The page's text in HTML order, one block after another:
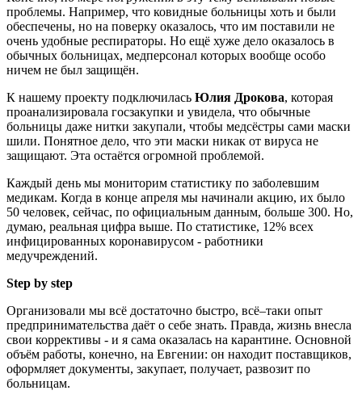
проблемы. Например, что ковидные больницы хоть и были
обеспечены, но на поверку оказалось, что им поставили не
очень удобные респираторы. Но ещё хуже дело оказалось в
обычных больницах, медперсонал которых вообще особо
ничем не был защищён.
К нашему проекту подключилась Юлия Дрокова, которая
проанализировала госзакупки и увидела, что обычные
больницы даже нитки закупали, чтобы медсёстры сами маски
шили. Понятное дело, что эти маски никак от вируса не
защищают. Эта остаётся огромной проблемой.
Каждый день мы мониторим статистику по заболевшим
медикам. Когда в конце апреля мы начинали акцию, их было
50 человек, сейчас, по официальным данным, больше 300. Но,
думаю, реальная цифра выше. По статистике, 12% всех
инфицированных коронавирусом - работники
медучреждений.
Step by step
Организовали мы всё достаточно быстро, всё–таки опыт
предпринимательства даёт о себе знать. Правда, жизнь внесла
свои коррективы - и я сама оказалась на карантине. Основной
объём работы, конечно, на Евгении: он находит поставщиков,
оформляет документы, закупает, получает, развозит по
больницам.